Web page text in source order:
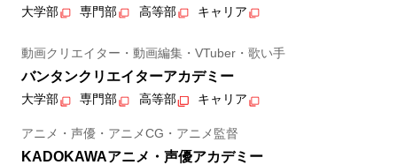
大学部 専門部 高等部 キャリア
動画クリエイター・動画編集・VTuber・歌い手
バンタンクリエイターアカデミー
大学部 専門部 高等部 キャリア
アニメ・声優・アニメCG・アニメ監督
KADOKAWAアニメ・声優アカデミー